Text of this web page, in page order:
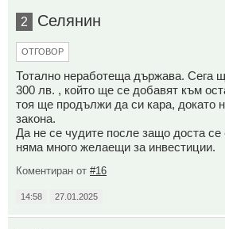
2 Селянин
ОТГОВОР
Тотално неработеща държава. Сега
300 лв. , който ще се добавят към
тоя ще продължи да си кара, докато
закона.
Да не се чудите после защо доста
няма много желаещи за инвестиции.
Коментиран от #16
14:58 27.01.2025